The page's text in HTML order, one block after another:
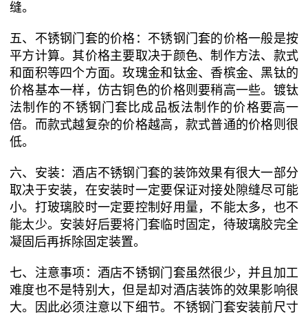
缝。
五、不锈钢门套的价格：不锈钢门套的价格一般是按
平方计算。其价格主要取决于颜色、制作方法、款式
和面积等四个方面。玫瑰金和钛金、香槟金、黑钛的
价格基本一样，仿古铜色的价格则要稍高一些。镀钛
法制作的不锈钢门套比成品板法制作的价格要高一
倍。而款式越复杂的价格越高，款式普通的价格则很
低。
六、安装：酒店不锈钢门套的装饰效果有很大一部分
取决于安装，在安装时一定要保证对接处隙缝尽可能
小。打玻璃胶时一定要控制好用量，不能太多，也不
能太少。安装好后要将门套临时固定，待玻璃胶完全
凝固后再拆除固定装置。
七、注意事项：酒店不锈钢门套虽然很少，并且加工
难度也不是特别大，但是却对酒店装饰的效果影响很
大。因此必须注意以下细节。不锈钢门套安装前尺寸